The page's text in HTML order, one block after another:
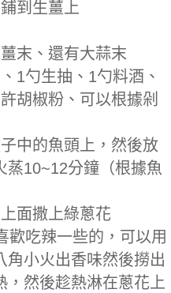
到生薑上
末、還有大蒜末
1勺生抽、1勺料酒、
胡椒粉、可以根據剁
中的魚頭上，然後放
蒸10~12分鐘（根據魚
面撒上綠蔥花
歡吃辣一些的，可以用
角小火出香味然後撈出
，然後趁熱淋在蔥花上